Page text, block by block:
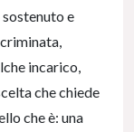
e
incarico,
che chiede
che è: una